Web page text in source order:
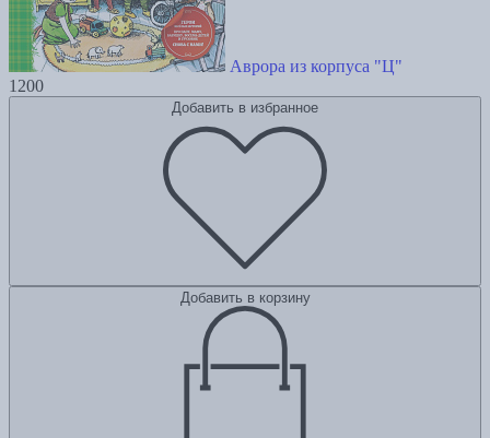
Аврора из корпуса "Ц"
1200
Добавить в избранное
Добавить в корзину